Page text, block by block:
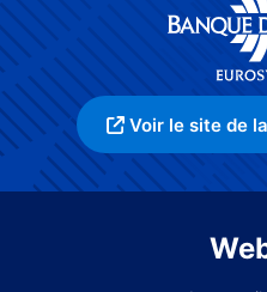
Voir le site de